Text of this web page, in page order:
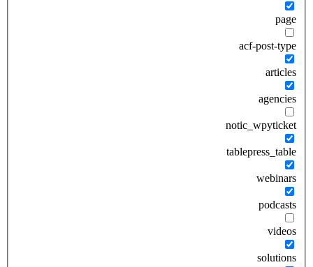
page
acf-post-type
articles
agencies
notic_wpyticket
tablepress_table
webinars
podcasts
videos
solutions